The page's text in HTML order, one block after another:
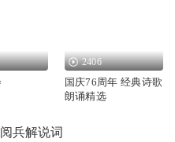
2406
国庆76周年 经典诗歌
朗诵精选
兵解说词